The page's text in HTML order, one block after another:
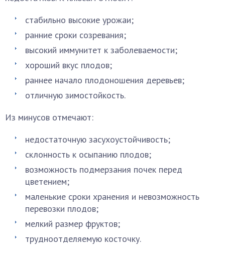
стабильно высокие урожаи;
ранние сроки созревания;
высокий иммунитет к заболеваемости;
хороший вкус плодов;
раннее начало плодоношения деревьев;
отличную зимостойкость.
Из минусов отмечают:
недостаточную засухоустойчивость;
склонность к осыпанию плодов;
возможность подмерзания почек перед
цветением;
маленькие сроки хранения и невозможность
перевозки плодов;
мелкий размер фруктов;
трудноотделяемую косточку.